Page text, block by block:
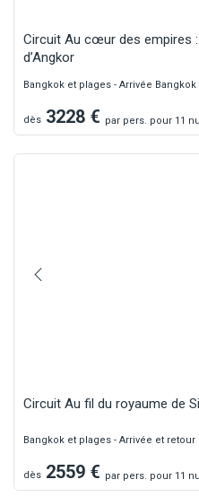
Circuit Au cœur des empires
d’Angkor
Bangkok et plages - Arrivée Bangkok
dès 3228 € par pers. pour 11
Circuit Au fil du royaume de
Bangkok et plages - Arrivée et retour
dès 2559 € par pers. pour 11